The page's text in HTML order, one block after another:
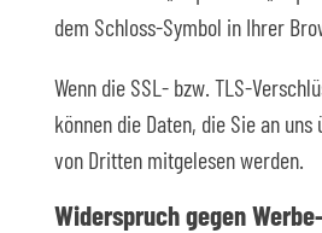
dem Schloss-Symbol in Ihrer
Wenn die SSL- bzw. TLS-
können die Daten, die Sie an
von Dritten mitgelesen werden.
Widerspruch gegen